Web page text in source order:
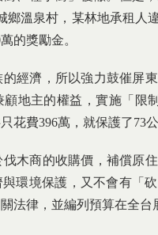
鄉溫泉村，某林地承租
的獎勵金。
經濟，所以強力鼓催屏
地主的權益，實施「限
花費396萬，就保護了73
木商的收購價，補償原
環境保護，又不會有「
法律，並編列預算在全台